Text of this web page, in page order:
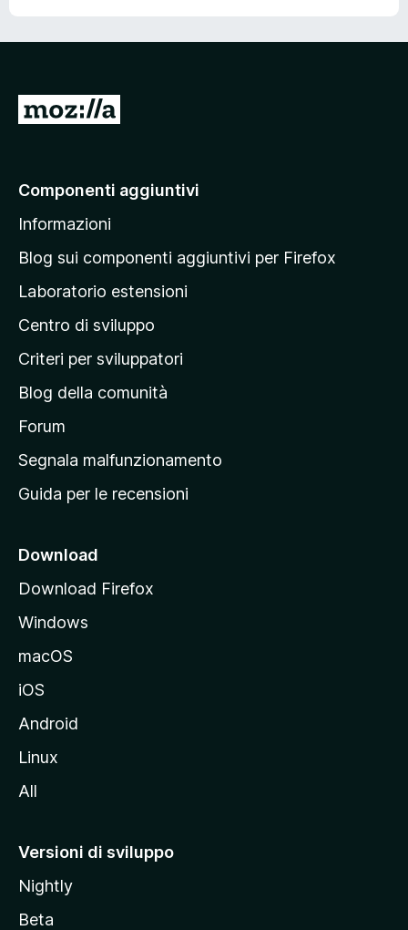
V
a
l
a
a
g
i
a
p
r
n
i
a
l
e
l
t
M
z
i
Componenti aggiuntivi
Informazioni
Blog sui componenti aggiuntivi per Firefox
Laboratorio estensioni
Centro di sviluppo
Criteri per sviluppatori
Blog della comunità
Forum
Segnala malfunzionamento
Guida per le recensioni
Download
Download Firefox
Windows
macOS
iOS
Android
Linux
All
Versioni di sviluppo
Nightly
Beta